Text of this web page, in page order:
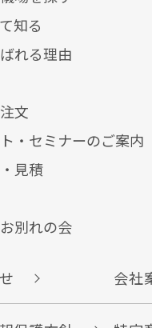
知る
れる理由
⽂
・セミナーのご案内
見積
別れの会
せ 会